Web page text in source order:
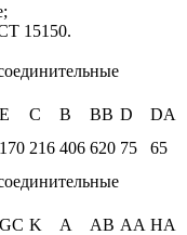
15150.
E C B BB D
DA
170 216 406 620 75 65
GC K A AB AA HA